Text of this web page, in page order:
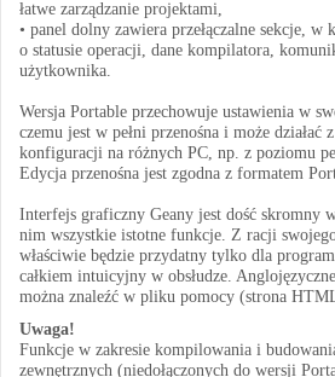
łatwe zarządzanie projektami,
• panel dolny zawiera przełączalne sekcje,
o statusie operacji, dane kompilatora,
użytkownika.
Wersja Portable przechowuje ustawienia w
czemu jest w pełni przenośna i może działać
konfiguracji na różnych PC, np. z poziomu
Edycja przenośna jest zgodna z formatem
Interfejs graficzny Geany jest dość skromny
nim wszystkie istotne funkcje. Z racji
właściwie będzie przydatny tylko dla
całkiem intuicyjny w obsłudze.
można znaleźć w pliku pomocy (strona
Uwaga!
Funkcje w zakresie kompilowania i
zewnętrznych (niedołączonych do wersji